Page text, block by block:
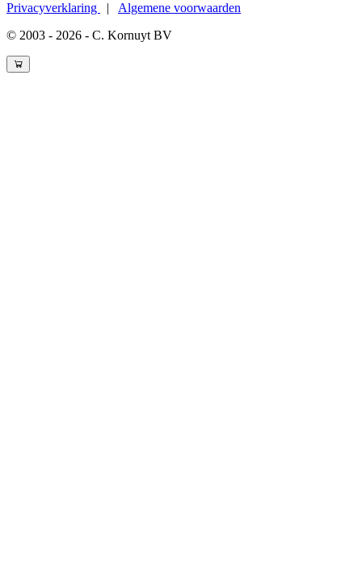
Privacyverklaring | Algemene voorwaarden
© 2003 - 2026 - C. Kornuyt BV